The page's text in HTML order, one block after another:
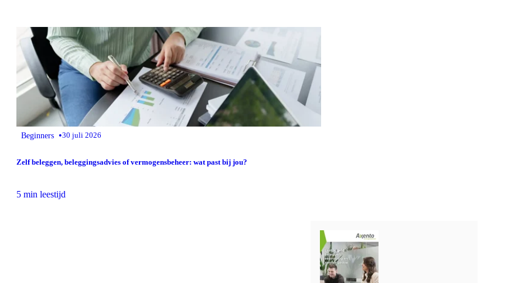
Beginners •30 juli 2026
Zelf beleggen, beleggingsadvies of vermogensbeheer: wat past bij jou?
5 min leestijd